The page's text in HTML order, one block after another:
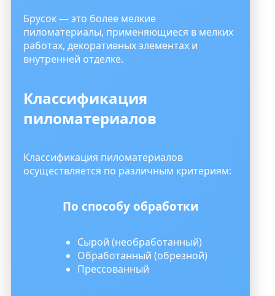
Брусок — это более мелкие
пиломатериалы, применяющиеся в мелких
работах, декоративных элементах и
внутренней отделке.
Классификация
пиломатериалов
Классификация пиломатериалов
осуществляется по различным критериям:
По способу обработки
Сырой (необработанный)
Обработанный (обрезной)
Прессованный